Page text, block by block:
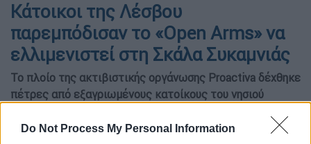
Do Not Process My Personal Information
Κάτοικοι της Λέσβου
παρεμπόδισαν το «Open Arms» να
ελλιμενιστεί στη Σκάλα Συκαμνιάς
Το πλοίο της ακτιβιστικής οργάνωσης Proactiva δέχθηκε
πέτρες από εξαγριωμένους κατοίκους του νησιού